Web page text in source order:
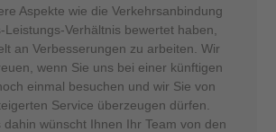
Aspekte wie die Verkehrsanbindung
Leistungs-Verhältnis bewertet haben,
an Verbesserungen zu arbeiten. Wir
wenn Sie uns bei einer künftigen
einmal besuchen und wir Sie von
Service überzeugen dürfen.
dahin wünscht Ihnen Ihr Team von den